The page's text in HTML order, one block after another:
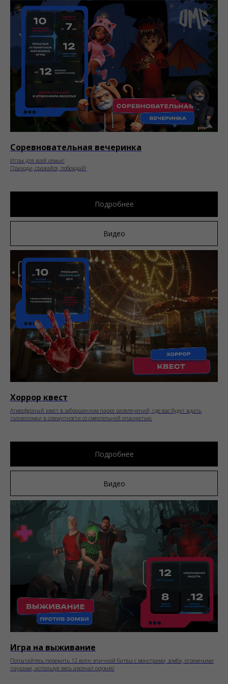
Соревновательная вечеринка
Игры для всей семьи!
Приходи, сражайся, побеждай!
Подробнее
Видео
Хоррор квест
Атмосферный квест в заброшенном парке развлечений, где вас будут ждать
головоломки в совокупности со смертельной опасностью.
Подробнее
Видео
Игра на выживание
Попытайтесь пережить 12 волн эпичной битвы с монстрами, зомби, огромными
пауками, используя весь арсенал оружия!